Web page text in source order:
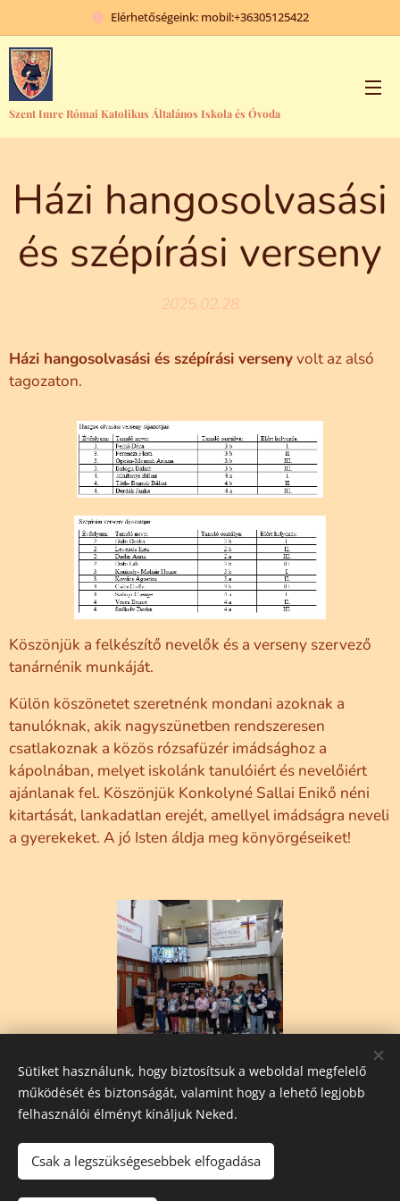
Elérhetőségeink: mobil:+36305125422
Szent Imre Római Katolikus Általános Iskola és Óvoda
Házi hangosolvasási
és szépírási verseny
2025.02.28
Házi hangosolvasási és szépírási versenyvolt az alsó
tagozaton.
Köszönjük a felkészítő nevelők és a verseny szervező
tanárnénik munkáját.
Külön köszönetet szeretnénk mondani azoknak a
tanulóknak, akik nagyszünetben rendszeresen
csatlakoznak a közös rózsafüzér imádsághoz a
kápolnában, melyet iskolánk tanulóiért és nevelőiért
ajánlanak fel. Köszönjük Konkolyné Sallai Enikő néni
kitartását, lankadatlan erejét, amellyel imádságra neveli
a gyerekeket. A jó Isten áldja meg könyörgéseiket!
Share
Sütiket használunk, hogy biztosítsuk a weboldal megfelelő
működését és biztonságát, valamint hogy a lehető legjobb
felhasználói élményt kínáljuk Neked.
Csak a legszükségesebbek elfogadása